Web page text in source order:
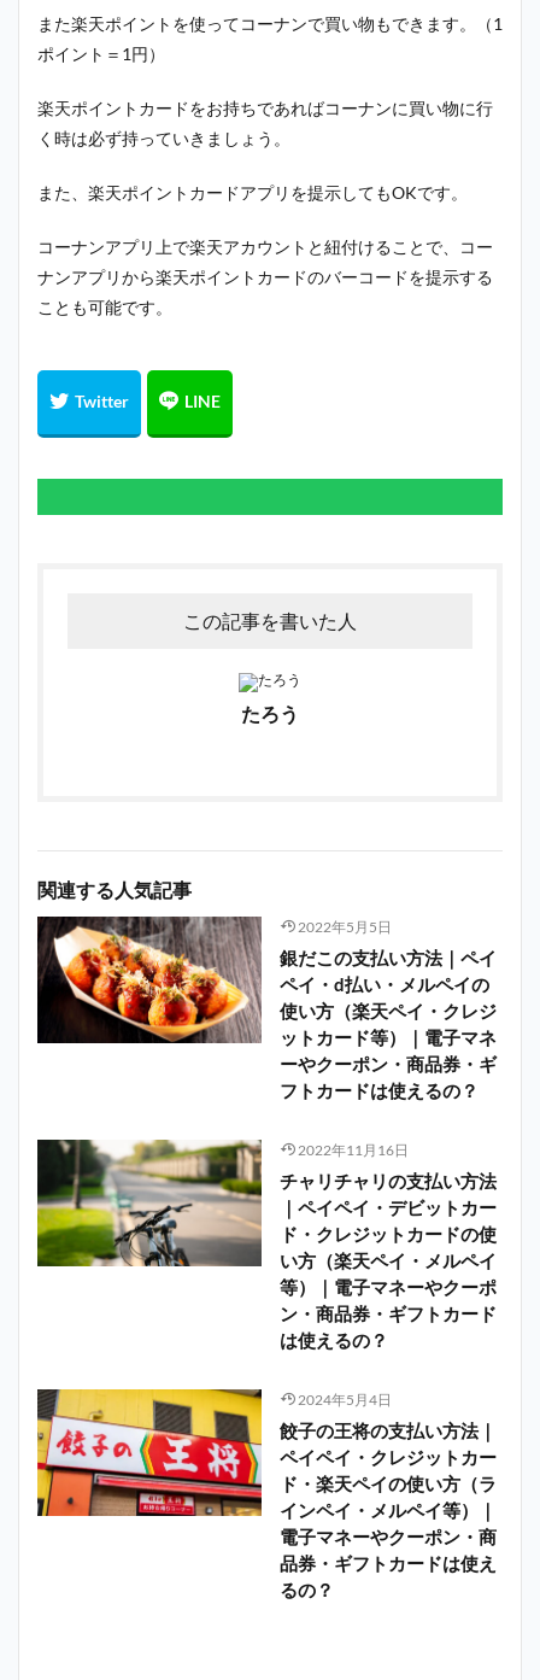
また楽天ポイントを使ってコーナンで買い物もできます。（1
ポイント＝1円）
楽天ポイントカードをお持ちであればコーナンに買い物に行
く時は必ず持っていきましょう。
また、楽天ポイントカードアプリを提示してもOKです。
コーナンアプリ上で楽天アカウントと紐付けることで、コー
ナンアプリから楽天ポイントカードのバーコードを提示する
ことも可能です。
この記事を書いた人
たろう
関連する人気記事
2022年5月5日
銀だこの支払い方法｜ペイ
ペイ・d払い・メルペイの
使い方（楽天ペイ・クレジ
ットカード等）｜電子マネ
ーやクーポン・商品券・ギ
フトカードは使えるの？
2022年11月16日
チャリチャリの支払い方法
｜ペイペイ・デビットカー
ド・クレジットカードの使
い方（楽天ペイ・メルペイ
等）｜電子マネーやクーポ
ン・商品券・ギフトカード
は使えるの？
2024年5月4日
餃子の王将の支払い方法｜
ペイペイ・クレジットカー
ド・楽天ペイの使い方（ラ
インペイ・メルペイ等）｜
電子マネーやクーポン・商
品券・ギフトカードは使え
るの？